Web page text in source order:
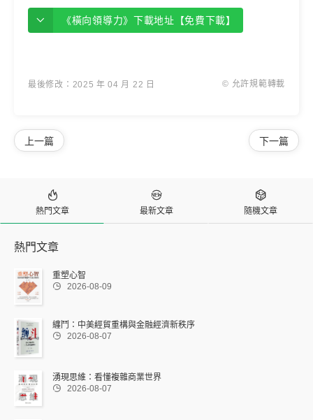
《橫向領導力》下載地址【免費下載】
最後修改：2025 年 04 月 22 日 © 允許規範轉載
下一篇
上一篇

熱門文章

最新文章

隨機文章
熱門文章
重塑心智
 2026-08-09
纏鬥：中美經貿重構與金融經濟新秩序
 2026-08-07
湧現思維：看懂複雜商業世界
 2026-08-07